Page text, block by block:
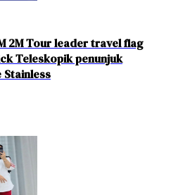
2M Tour leader travel flag
Teleskopik penunjuk